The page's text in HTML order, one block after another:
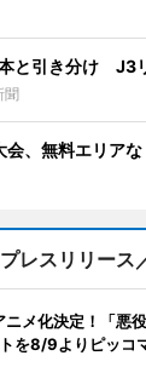
と引き分け J3
聞
会、無料エリア
プレスリリース
メ化決定！「悪
を8/9よりピッコ